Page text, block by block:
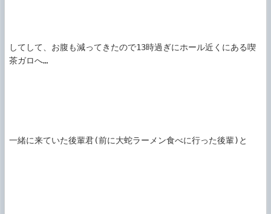
してして、お腹も減ってきたので13時過ぎにホール近くにある喫
茶ガロへ…
一緒に来ていた後輩君(前に大蛇ラーメン食べに行った後輩)と